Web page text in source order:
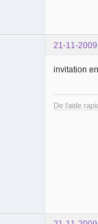
21-11-
invitation
De l'aide